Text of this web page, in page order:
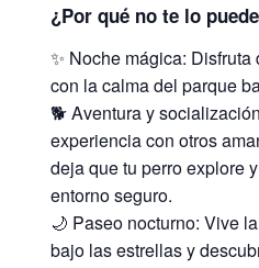
¿Por qué no te lo
✨ Noche mágica:
con la calma del parque
🐕 Aventura y
experiencia con otros
deja que tu perro explore
entorno seguro.
🌙 Paseo nocturno: Vive
bajo las estrellas y